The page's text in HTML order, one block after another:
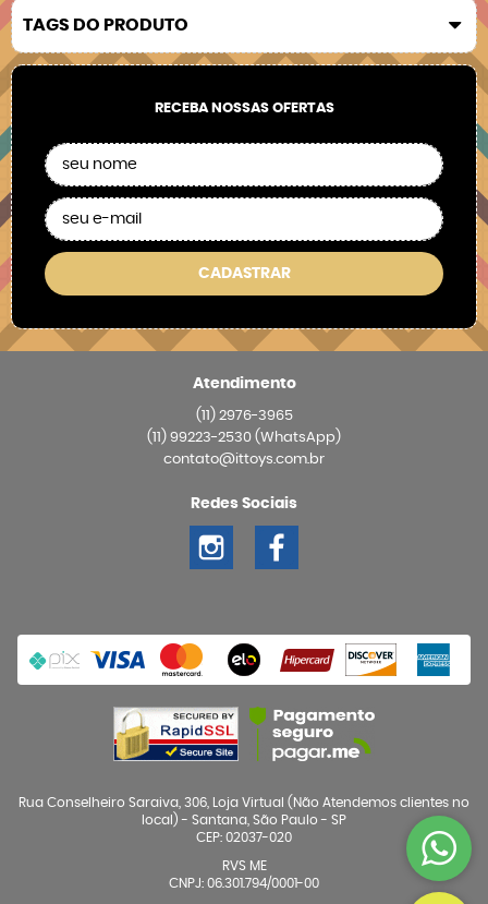
TAGS DO PRODUTO
RECEBA NOSSAS OFERTAS
CADASTRAR
Atendimento
(11)2976-3965
(11) 99223-2530 (WhatsApp)
contato@ittoys.com.br
Redes Sociais
Rua Conselheiro Saraiva, 306, Loja Virtual (Não Atendemos clientes no
local) - Santana, São Paulo - SP
CEP: 02037-020
RVS ME
CNPJ: 06.301.794/0001-00